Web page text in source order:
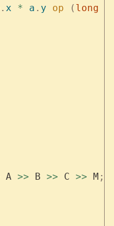
. x * a . y op ( long
A >> B >> C >> M ;